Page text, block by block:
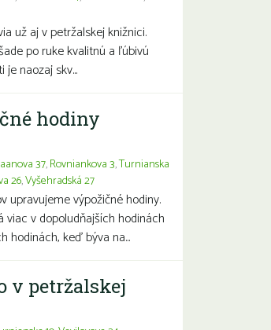
už aj v petržalskej knižnici.
po ruke kvalitnú a ľúbivú
naozaj skv...
hodiny
37,Rovniankova 3,Turnianska
26,Vyšehradská 27
upravujeme výpožičné hodiny.
viac v dopoludňajších hodinách
hodinách, keď býva na...
v petržalskej